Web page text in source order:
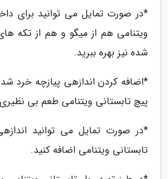
*در صورت تمایل می توانید برای
ویتنامی هم از میگو و هم از تکه
شده نیز بهره ببرید.
*اضافه کردن اندازهی پیازچه خرد
پیچ تابستانی ویتنامی طعم بی
*در صورت تمایل می توانید
تابستانی ویتنامی اضافه کنید.